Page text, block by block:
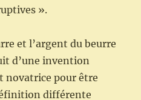
».
et l’argent du beurre
d’une invention
novatrice pour être
différente